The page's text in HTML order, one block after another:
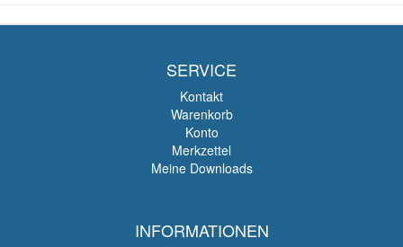
SERVICE
Kontakt
Warenkorb
Konto
Merkzettel
Meine Downloads
INFORMATIONEN